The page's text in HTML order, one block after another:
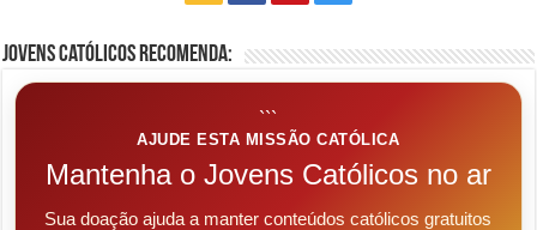
Jovens Católicos Recomenda:
```
AJUDE ESTA MISSÃO CATÓLICA
Mantenha o Jovens Católicos no ar
Sua doação ajuda a manter conteúdos católicos gratuitos